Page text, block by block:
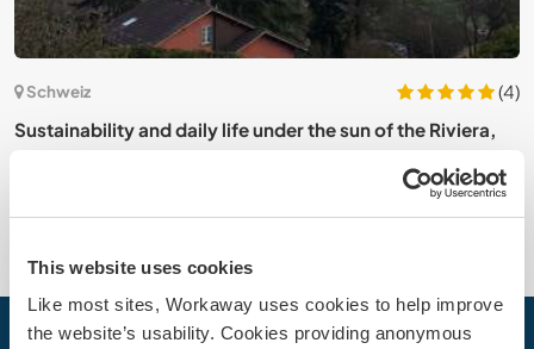
This website uses cookies
Like most sites, Workaway uses cookies to help improve
the website’s usability. Cookies providing anonymous
Schweiz
(4)
Sustainability and daily life under the sun of the Riviera,